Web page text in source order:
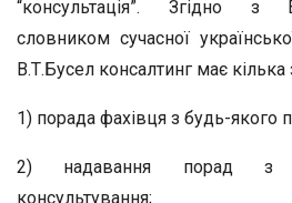
“консультація”. Згідно з
словником сучасної
В.Т.Бусел консалтинг має кілька
1) порада фахівця з будь-якого
2) надавання порад з
консультування;